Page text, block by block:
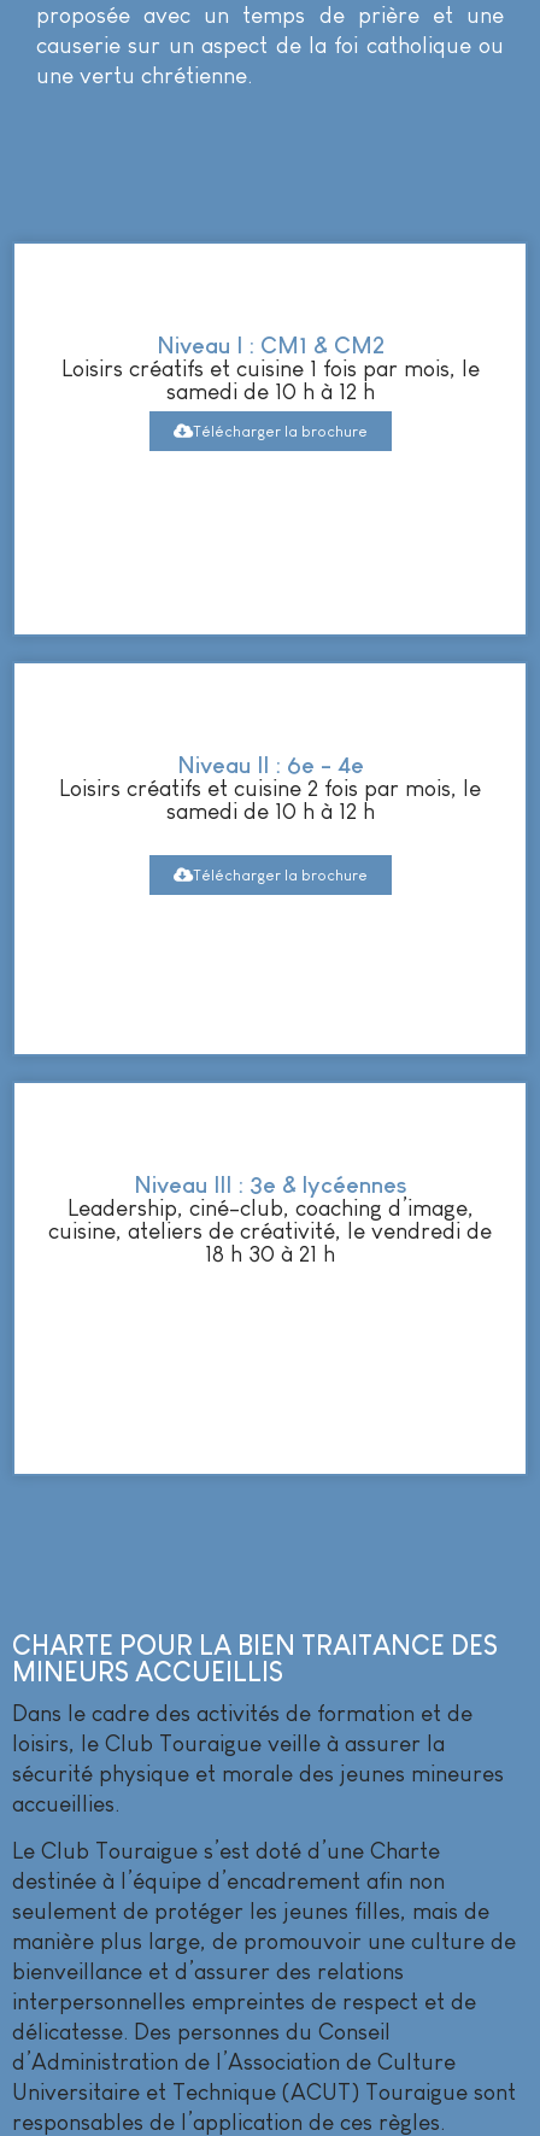
proposée avec un temps de prière et une
causerie sur un aspect de la foi catholique ou
une vertu chrétienne.
Niveau I : CM1 & CM2
Loisirs créatifs et cuisine 1 fois par mois, le
samedi de 10 h à 12 h
Télécharger la brochure
Niveau II : 6e - 4e
Loisirs créatifs et cuisine 2 fois par mois, le
samedi de 10 h à 12 h
Télécharger la brochure
Niveau III : 3e & lycéennes
Leadership, ciné-club, coaching d’image,
cuisine, ateliers de créativité, le vendredi de
18 h 30 à 21 h
CHARTE POUR LA BIEN TRAITANCE DES
MINEURS ACCUEILLIS
Dans le cadre des activités de formation et de
loisirs, le Club Touraigue veille à assurer la
sécurité physique et morale des jeunes mineures
accueillies.
Le Club Touraigue s’est doté d’une Charte
destinée à l’équipe d’encadrement afin non
seulement de protéger les jeunes filles, mais de
manière plus large, de promouvoir une culture de
bienveillance et d’assurer des relations
interpersonnelles empreintes de respect et de
délicatesse. Des personnes du Conseil
d’Administration de l’Association de Culture
Universitaire et Technique (ACUT) Touraigue sont
responsables de l’application de ces règles.